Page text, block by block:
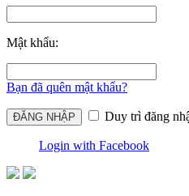
Mật khẩu:
Bạn đã quên mật khẩu?
Duy trì đăng
Login with Facebook